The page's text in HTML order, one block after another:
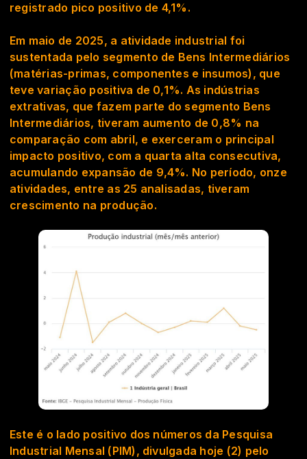
registrado pico positivo de 4,1%.
Em maio de 2025, a atividade industrial foi
sustentada pelo segmento de Bens Intermediários
(matérias-primas, componentes e insumos), que
teve variação positiva de 0,1%. As indústrias
extrativas, que fazem parte do segmento Bens
Intermediários, tiveram aumento de 0,8% na
comparação com abril, e exerceram o principal
impacto positivo, com a quarta alta consecutiva,
acumulando expansão de 9,4%. No período, onze
atividades, entre as 25 analisadas, tiveram
crescimento na produção.
Este é o lado positivo dos números da Pesquisa
Industrial Mensal (PIM), divulgada hoje (2) pelo